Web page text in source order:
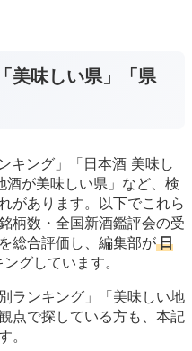
美味しい県」「県
キング」「日本酒 美味し
が美味しい県」など、検
があります。以下でこれら
柄数・全国新酒鑑評会の受
総合評価し、編集部が日
グしています。
ランキング」「美味しい地
点で探している方も、本記
。